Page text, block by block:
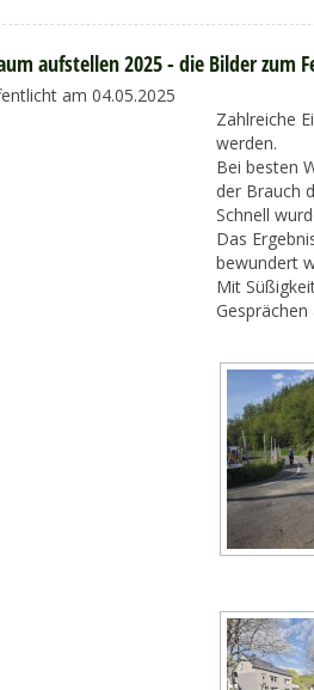
aufstellen 2025 - die Bilder zum
am 04.05.2025
Zahlreiche
werden.
Bei besten
der Brauch
Schnell
Das
bewundert
Mit